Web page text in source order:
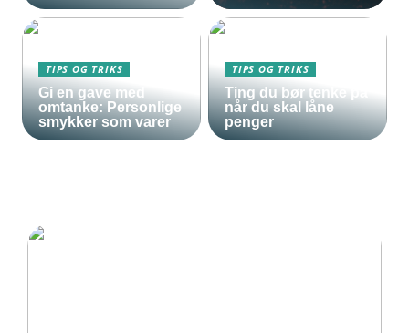
TIPS OG TRIKS
Gi en gave med
omtanke: Personlige
smykker som varer
TIPS OG TRIKS
Ting du bør tenke på
når du skal låne
penger